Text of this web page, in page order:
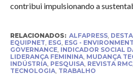
contribui impulsionando a
RELACIONADOS: ALFAPRESS,
EQUIPNET ESG ESG -
GOVERNANCE, INDICADOR SOCIAL
LIDERANÇA FEMININA, MUDANÇA
INDÚSTRIA, PESQUISA, REVISTA RMC,
TECNOLOGIA, TRABALHO